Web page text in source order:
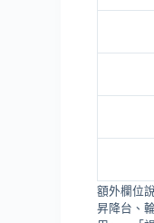
額外欄位
昇降台、